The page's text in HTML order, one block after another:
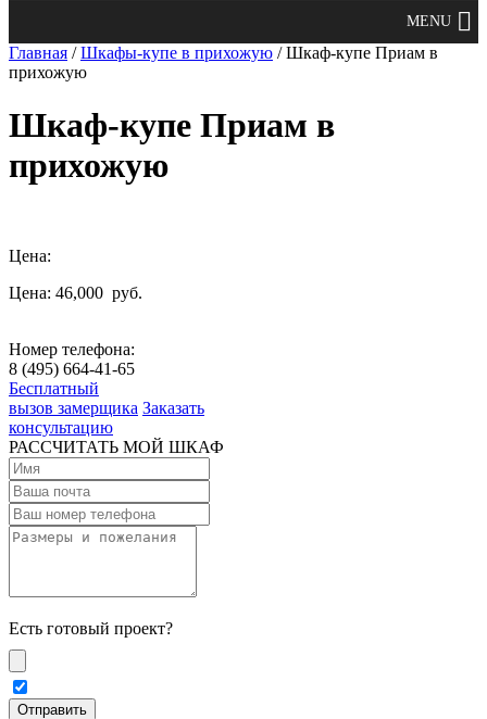
Главная /Шкафы-купе в прихожую / Шкаф-купе Приам в
прихожую
Шкаф-купе Приам в
прихожую
Цена:
Цена: 46,000 руб.
Номер телефона:
8 (495) 664-41-65
Бесплатный
вызов замерщика Заказать
консультацию
РАССЧИТАТЬ МОЙ ШКАФ
Есть готовый проект?